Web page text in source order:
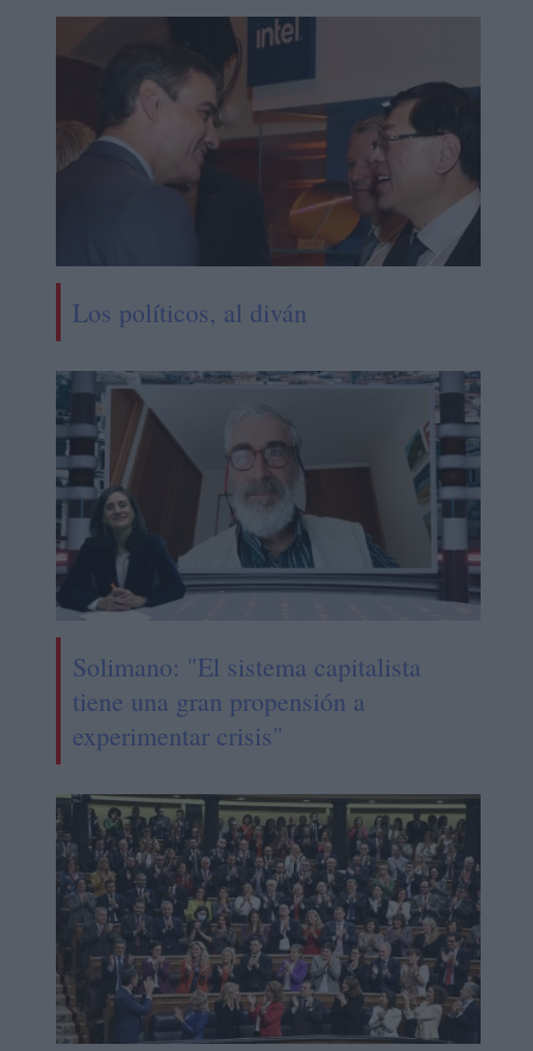
Los políticos, al diván
Solimano: "El sistema capitalista
tiene una gran propensión a
experimentar crisis"